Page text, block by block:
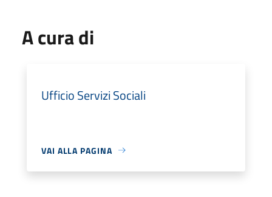
A cura di
Ufficio Servizi Sociali
VAI ALLA PAGINA